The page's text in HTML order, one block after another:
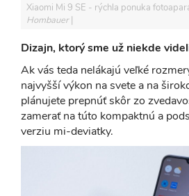
Xiaomi Mi 9 SE - rýchla ponuka
Hombauer
Dizajn, ktorý sme už niekde
Ak vás teda nelákajú veľké
najvyšší výkon na svete a na
plánujete prepnúť skôr zo
zamerať na túto kompaktnú a
verziu mi-deviatky.